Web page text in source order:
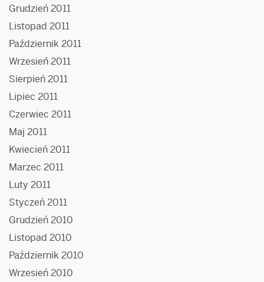
Grudzień 2011
Listopad 2011
Październik 2011
Wrzesień 2011
Sierpień 2011
Lipiec 2011
Czerwiec 2011
Maj 2011
Kwiecień 2011
Marzec 2011
Luty 2011
Styczeń 2011
Grudzień 2010
Listopad 2010
Październik 2010
Wrzesień 2010